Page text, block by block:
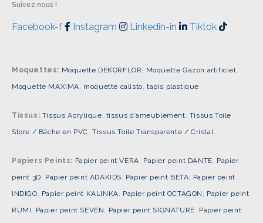
Suivez nous !
Facebook-f Instagram Linkedin-in Tiktok
Moquettes: Moquette DEKORFLOR, Moquette Gazon artificiel,
Moquette MAXIMA, moquette calisto,tapis plastique
Tissus: Tissus Acrylique, tissus d’ameublement, Tissus Toile
Store / Bâche en PVC,Tissus Toile Transparente / Cristal
Papiers Peints: Papier peint VERA, Papier peint DANTE, Papier
peint 3D, Papier peint ADAKIDS, Papier peint BETA, Papier peint
INDIGO, Papier peint KALINKA, Papier peint OCTAGON , Papier peint
RUMI, Papier peint SEVEN, Papier peint SIGNATURE, Papier peint